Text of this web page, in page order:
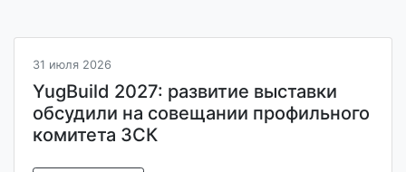
31 июля 2026
YugBuild 2027: развитие выставки
обсудили на совещании профильного
комитета ЗСК